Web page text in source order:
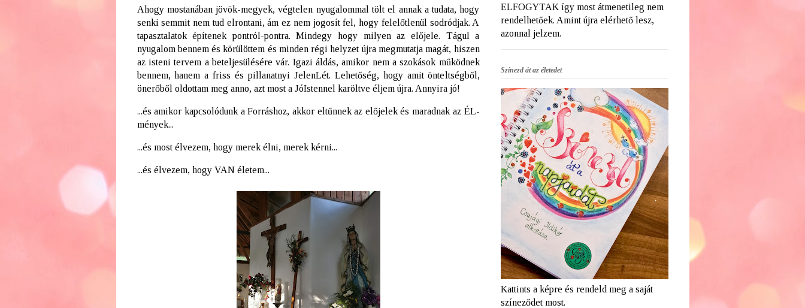
Ahogy mostanában jövök-megyek, végtelen nyugalommal tölt el annak a tudata, hogy
senki semmit nem tud elrontani, ám ez nem jogosít fel, hogy felelőtlenül sodródjak. A
tapasztalatok építenek pontról-pontra. Mindegy hogy milyen az előjele. Tágul a
nyugalom bennem és körülöttem és minden régi helyzet újra megmutatja magát, hiszen
az isteni tervem a beteljesülésére vár. Igazi áldás, amikor nem a szokások működnek
bennem, hanem a friss és pillanatnyi JelenLét. Lehetőség, hogy amit önteltségből,
önerőből oldottam meg anno, azt most a JóIstennel karöltve éljem újra. Annyira jó!
...és amikor kapcsolódunk a Forráshoz, akkor eltűnnek az előjelek és maradnak az ÉL-
mények...
...és most élvezem, hogy merek élni, merek kérni...
...és élvezem, hogy VAN életem...
ELFOGYTAK így most átmenetileg nem
rendelhetőek. Amint újra elérhető lesz,
azonnal jelzem.
Színezd át az életedet
Kattints a képre és rendeld meg a saját
színeződet most.